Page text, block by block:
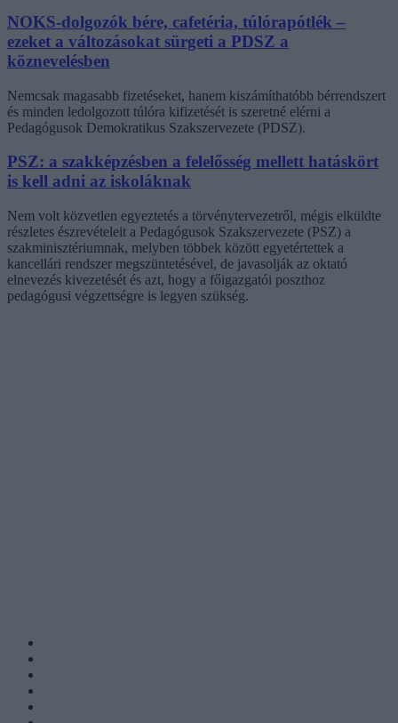
NOKS-dolgozók bére, cafetéria, túlórapótlék –
ezeket a változásokat sürgeti a PDSZ a
köznevelésben
Nemcsak magasabb fizetéseket, hanem kiszámíthatóbb bérrendszert
és minden ledolgozott túlóra kifizetését is szeretné elérni a
Pedagógusok Demokratikus Szakszervezete (PDSZ).
PSZ: a szakképzésben a felelősség mellett hatáskört
is kell adni az iskoláknak
Nem volt közvetlen egyeztetés a törvénytervezetről, mégis elküldte
részletes észrevételeit a Pedagógusok Szakszervezete (PSZ) a
szakminisztériumnak, melyben többek között egyetértettek a
kancellári rendszer megszüntetésével, de javasolják az oktató
elnevezés kivezetését és azt, hogy a főigazgatói poszthoz
pedagógusi végzettségre is legyen szükség.